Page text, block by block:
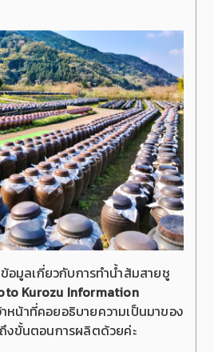
อมูลเกี่ยวกับการทำน้ำส้มสายชู
Kurozu Information
หน้าที่คอยอธิบายความเป็นมาของ
งขั้นตอนการผลิตด้วยค่ะ